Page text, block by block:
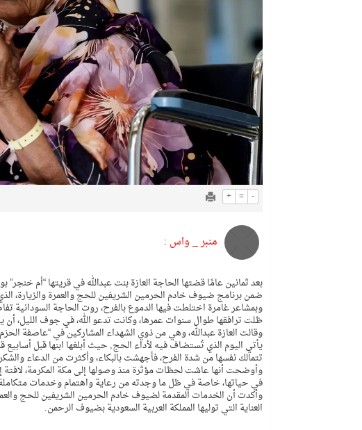
+ = -
منبر _ واس :
بعد ثمانين عامًا قضتها الحاجة العازة بنت عبدالله في قريتها “أم
ضمن برنامج ضيوف خادم الحرمين الشريفين للحج والعمرة والزيارة،
وبمشاعر غامرة اختلطت فيها الدموع بالفرح، روت الحاجة السودانية
ظلت ترافقها طوال سنوات عمرها، وكانت تدعو الله، في جوف الليل، أن
وقالت العازة عبدالله، وهي من ذوي الشهداء المشاركين في “عاصفة
يأتي اليوم الذي تُستضاف فيه لأداء الحج, حيث أبلغها ابنها قبل
تتمالك نفسها من شدة الفرح، فأجهشت بالبكاء، وأكثرت من الدعاء
وأوضحت أنها عاشت لحظات مؤثرة منذ وصولها إلى مكة المكرمة،
في حياتها، خاصة في ظل ما وجدته من رعاية واهتمام وخدمات
وأكدت أن الخدمات المقدمة لضيوف خادم الحرمين الشريفين للحج
العناية التي توليها المملكة العربية السعودية بضيوف الرحمن.